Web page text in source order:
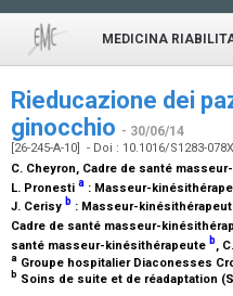
MEDICINA
Rieducazione dei
ginocchio - 30/06/14
[26-245-A-10] - Doi : 10.1016/S1283-
C. Cheyron, Cadre de santé
L. Pronesti a : Masseur-
J. Cerisy b : Masseur-
Cadre de santé masseur-
santé masseur-kinésithérapeute b,
a Groupe hospitalier Diaconesses
b Soins de suite et de réadaptation